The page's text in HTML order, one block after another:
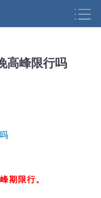
高峰限行吗
期限行。